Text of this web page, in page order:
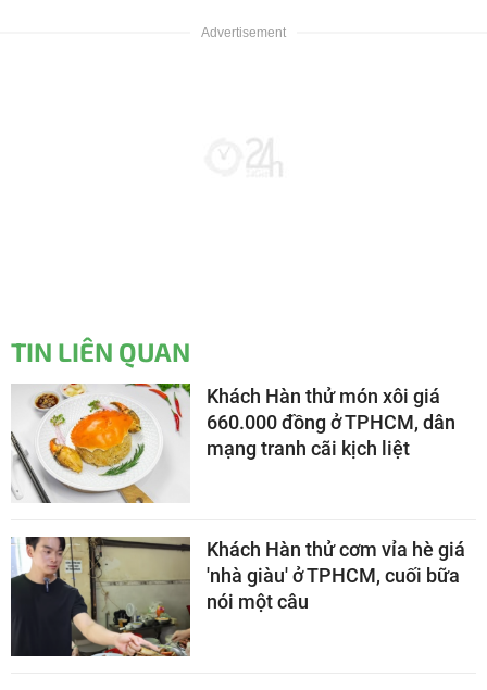
TIN LIÊN QUAN
Khách Hàn thử món xôi giá
660.000 đồng ở TPHCM, dân
mạng tranh cãi kịch liệt
Khách Hàn thử cơm vỉa hè giá
'nhà giàu' ở TPHCM, cuối bữa
nói một câu